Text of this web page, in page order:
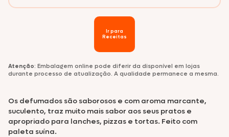
Ir para
Receitas
Atenção: Embalagem online pode diferir da disponível em lojas
durante processo de atualização. A qualidade permanece a mesma.
Os defumados são saborosos e com aroma marcante,
suculento, traz muito mais sabor aos seus pratos e
apropriado para lanches, pizzas e tortas. Feito com
paleta suína.